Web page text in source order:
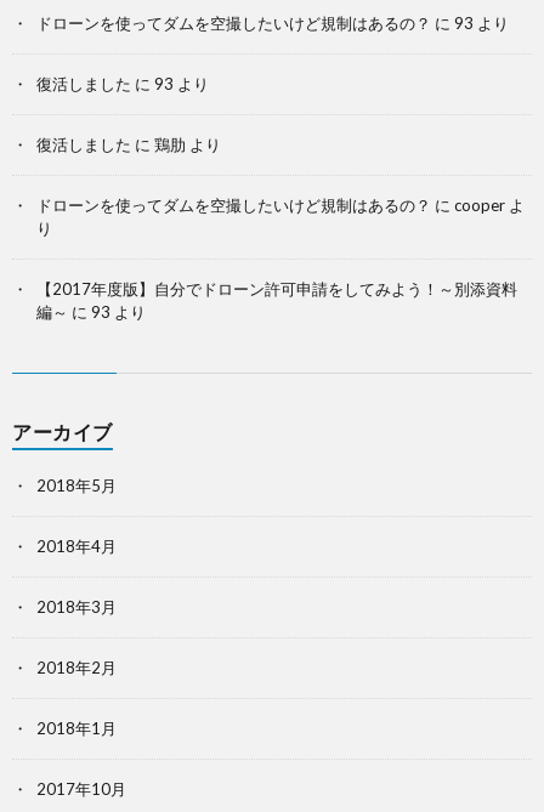
ドローンを使ってダムを空撮したいけど規制はあるの？ に 93 より
復活しました に 93 より
復活しました に 鶏肋 より
ドローンを使ってダムを空撮したいけど規制はあるの？ に cooper よ
り
【2017年度版】自分でドローン許可申請をしてみよう！～別添資料
編～ に 93 より
アーカイブ
2018年5月
2018年4月
2018年3月
2018年2月
2018年1月
2017年10月